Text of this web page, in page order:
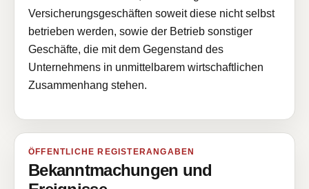
Versicherungsgeschäften soweit diese nicht selbst
betrieben werden, sowie der Betrieb sonstiger
Geschäfte, die mit dem Gegenstand des
Unternehmens in unmittelbarem wirtschaftlichen
Zusammenhang stehen.
ÖFFENTLICHE REGISTERANGABEN
Bekanntmachungen und